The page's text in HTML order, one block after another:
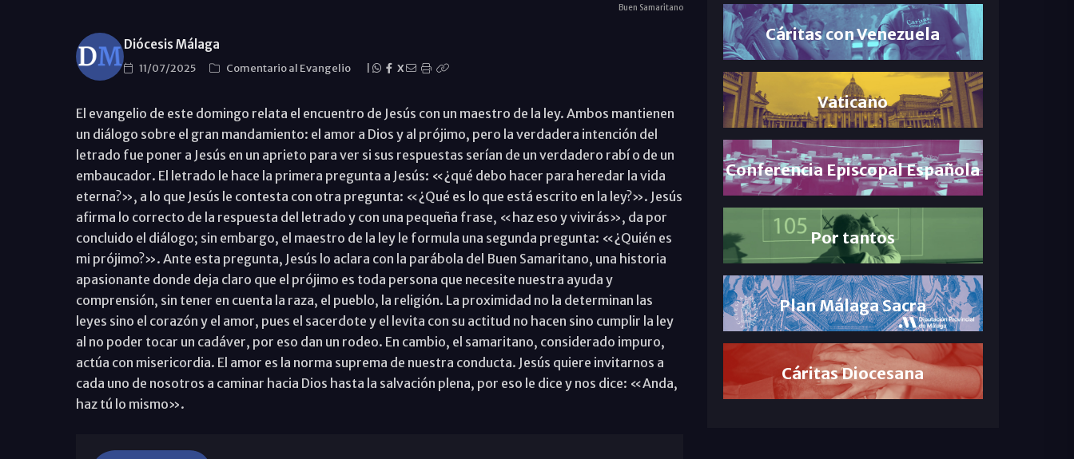
Buen Samaritano
Diócesis Málaga
11/07/2025 Comentario al Evangelio X
El evangelio de este domingo relata el encuentro de Jesús con un maestro de la ley. Ambos mantienen
un diálogo sobre el gran mandamiento: el amor a Dios y al prójimo, pero la verdadera intención del
letrado fue poner a Jesús en un aprieto para ver si sus respuestas serían de un verdadero rabí o de un
embaucador. El letrado le hace la primera pregunta a Jesús: «¿qué debo hacer para heredar la vida
eterna?», a lo que Jesús le contesta con otra pregunta: «¿Qué es lo que está escrito en la ley?». Jesús
afirma lo correcto de la respuesta del letrado y con una pequeña frase, «haz eso y vivirás», da por
concluido el diálogo; sin embargo, el maestro de la ley le formula una segunda pregunta: «¿Quién es
mi prójimo?». Ante esta pregunta, Jesús lo aclara con la parábola del Buen Samaritano, una historia
apasionante donde deja claro que el prójimo es toda persona que necesite nuestra ayuda y
comprensión, sin tener en cuenta la raza, el pueblo, la religión. La proximidad no la determinan las
leyes sino el corazón y el amor, pues el sacerdote y el levita con su actitud no hacen sino cumplir la ley
al no poder tocar un cadáver, por eso dan un rodeo. En cambio, el samaritano, considerado impuro,
actúa con misericordia. El amor es la norma suprema de nuestra conducta. Jesús quiere invitarnos a
cada uno de nosotros a caminar hacia Dios hasta la salvación plena, por eso le dice y nos dice: «Anda,
haz tú lo mismo».
Cáritas con Venezuela
Vaticano
Conferencia Episcopal Española
Por tantos
Plan Málaga Sacra
Cáritas Diocesana